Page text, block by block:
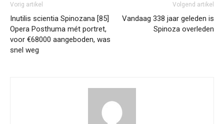
Vorig artikel
Inutilis scientia Spinozana [85]
Opera Posthuma mét portret,
voor €68000 aangeboden, was
snel weg
Volgend artikel
Vandaag 338 jaar geleden is
Spinoza overleden